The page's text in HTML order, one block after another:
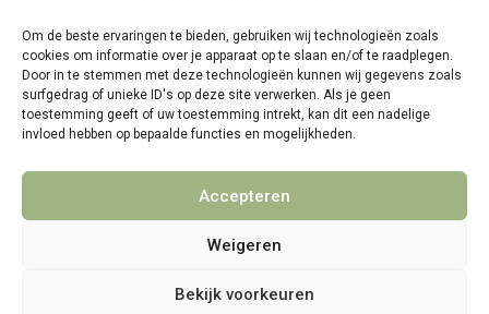
Om de beste ervaringen te bieden, gebruiken wij technologieën zoals
cookies om informatie over je apparaat op te slaan en/of te raadplegen.
Door in te stemmen met deze technologieën kunnen wij gegevens zoals
surfgedrag of unieke ID's op deze site verwerken. Als je geen
toestemming geeft of uw toestemming intrekt, kan dit een nadelige
invloed hebben op bepaalde functies en mogelijkheden.
Accepteren
Weigeren
Bekijk voorkeuren
Telefonische bereikbaarheid
maandag, dinsdag en donderdag
9:00 - 14:30
woensdag en vrijdag
9:00 - 11:30
© 2021 - 2026 NamensMij.nl | Gepersonaliseerde Cadeaus